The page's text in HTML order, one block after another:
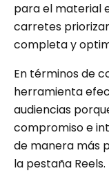
para el material
carretes
completa y
En términos de
herramienta
audiencias
compromiso e
de manera más
la pestaña